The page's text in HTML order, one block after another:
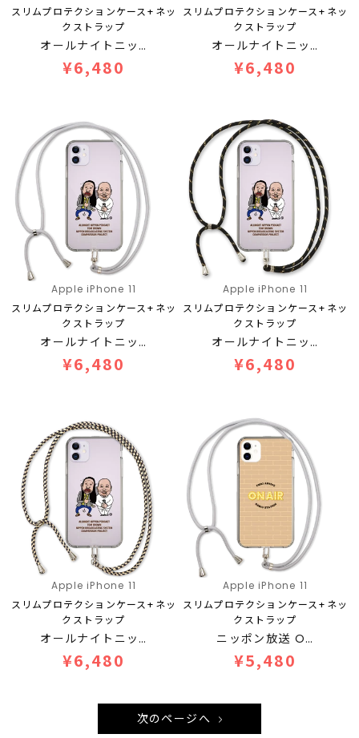
スリムプロテクションケース+ネッ
クストラップ
オールナイトニッ…
¥6,480
スリムプロテクションケース+ネッ
クストラップ
オールナイトニッ…
¥6,480
Apple iPhone 11
スリムプロテクションケース+ネッ
クストラップ
オールナイトニッ…
¥6,480
Apple iPhone 11
スリムプロテクションケース+ネッ
クストラップ
オールナイトニッ…
¥6,480
Apple iPhone 11
スリムプロテクションケース+ネッ
クストラップ
オールナイトニッ…
¥6,480
Apple iPhone 11
スリムプロテクションケース+ネッ
クストラップ
ニッポン放送 O…
¥5,480
次のページへ